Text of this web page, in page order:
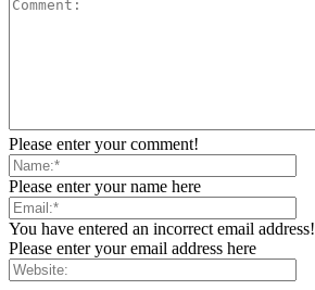
Please enter your comment!
Please enter your name here
You have entered an incorrect email address!
Please enter your email address here